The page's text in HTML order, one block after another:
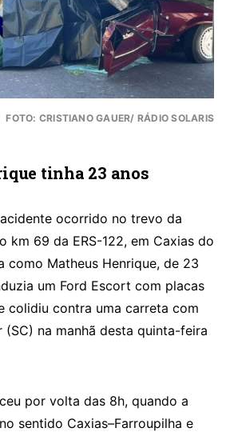
FOTO: CRISTIANO GAUER/ RÁDIO SOLARIS
tinha 23 anos
ocorrido no trevo da
km 69 da ERS-122, em Caxias do
como Matheus Henrique, de 23
um Ford Escort com placas
colidiu contra uma carreta com
(SC) na manhã desta quinta-feira
por volta das 8h, quando a
sentido Caxias–Farroupilha e